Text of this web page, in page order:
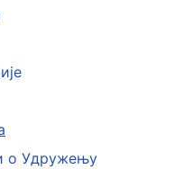
о Удружењу